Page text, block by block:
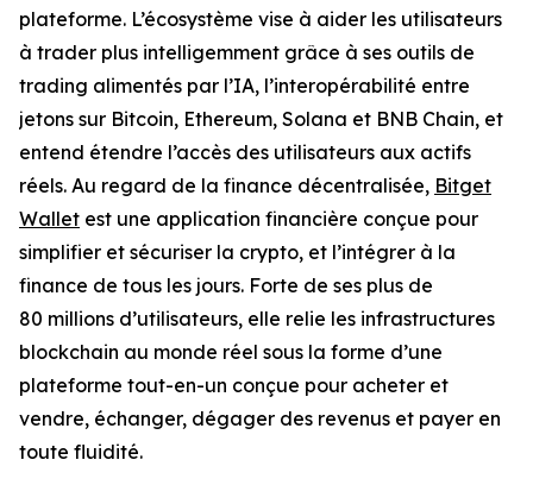
plateforme. L’écosystème vise à aider les utilisateurs
à trader plus intelligemment grâce à ses outils de
trading alimentés par l’IA, l’interopérabilité entre
jetons sur Bitcoin, Ethereum, Solana et BNB Chain, et
entend étendre l’accès des utilisateurs aux actifs
réels. Au regard de la finance décentralisée, Bitget
Wallet est une application financière conçue pour
simplifier et sécuriser la crypto, et l’intégrer à la
finance de tous les jours. Forte de ses plus de
80 millions d’utilisateurs, elle relie les infrastructures
blockchain au monde réel sous la forme d’une
plateforme tout-en-un conçue pour acheter et
vendre, échanger, dégager des revenus et payer en
toute fluidité.